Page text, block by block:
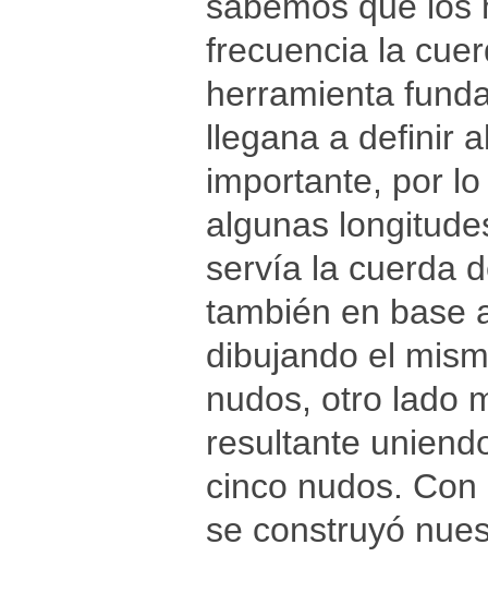
frecuencia la
herramienta
llegana a definir
importante, por
algunas
servía la cuerda
también en base
dibujando el
nudos, otro lado
resultante
cinco nudos.
se construyó